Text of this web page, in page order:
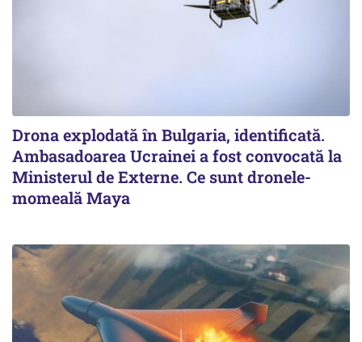
Drona explodată în Bulgaria, identificată.
Ambasadoarea Ucrainei a fost convocată la
Ministerul de Externe. Ce sunt dronele-
momeală Maya